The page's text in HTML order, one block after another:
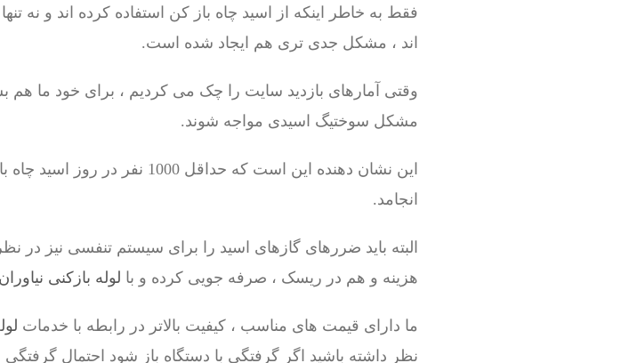
فقط به خاطر اینکه از اسید چاه باز کن استفاده کرده اند و نه
اند ، مشکل جدی تری هم ایجاد شده است.
مشکل سوختیگ اسیدی مواجه شوند.
انجامد.
البته باید ضررهای گازهای اسید را برای سیستم تنفسی نیز
هزینه و هم در ریسک ، صرفه جویی کرده و با لوله بازکنی
ما دارای قیمت های مناسب ، کیفیت بالاتر در رابطه با خدمات
نظر داشته باشید اگر گرفتگی با دستگاه باز شود احتمال